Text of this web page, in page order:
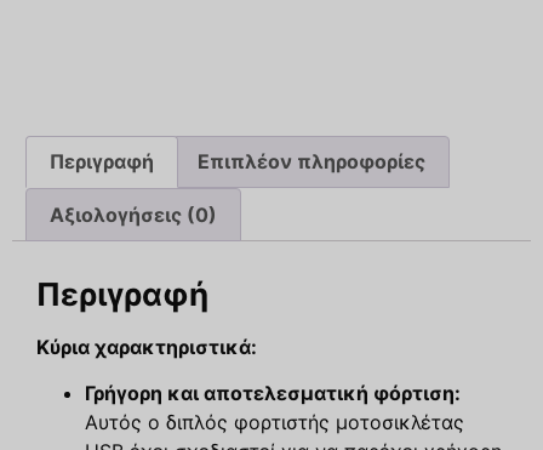
Περιγραφή Επιπλέον πληροφορίες
Αξιολογήσεις (0)
Περιγραφή
Κύρια χαρακτηριστικά:
Γρήγορη και αποτελεσματική φόρτιση:
Αυτός ο διπλός φορτιστής μοτοσικλέτας